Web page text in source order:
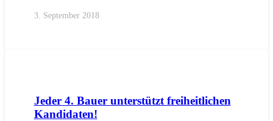
3. September 2018
Jeder 4. Bauer unterstützt freiheitlichen
Kandidaten!